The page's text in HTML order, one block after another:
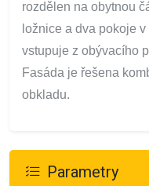
rozdělen na obytnou
ložnice a dva pokoje
vstupuje z obývacího
Fasáda je řešena
obkladu.
Parametry